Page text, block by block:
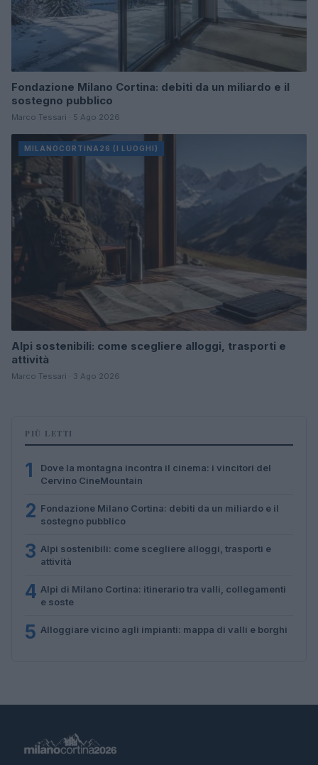
Fondazione Milano Cortina: debiti da un miliardo e il
sostegno pubblico
Marco Tessari · 5 Ago 2026
MILANOCORTINA26 (I LUOGHI)
Alpi sostenibili: come scegliere alloggi, trasporti e
attività
Marco Tessari · 3 Ago 2026
PIÙ LETTI
1
Dove la montagna incontra il cinema: i vincitori del
Cervino CineMountain
2 Fondazione Milano Cortina: debiti da un miliardo e il
sostegno pubblico
3 Alpi sostenibili: come scegliere alloggi, trasporti e
attività
4 Alpi di Milano Cortina: itinerario tra valli, collegamenti
e soste
5 Alloggiare vicino agli impianti: mappa di valli e borghi